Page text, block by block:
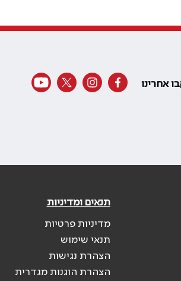
אחרינו
תנאים ומדיניות
מדיניות פרטיות
תנאי שימוש
הצהרת נגישות
הצהרת הוגנות מגדרית